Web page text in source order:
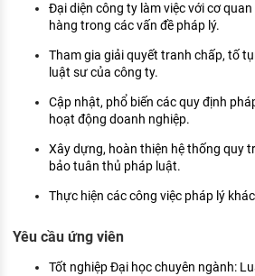
NHÂN SỰ
TUYỂN DỤNG VIỆC LÀM
Đại diện công ty làm việc với cơ
hàng trong các vấn đề pháp lý.
Tham gia giải quyết tranh chấp, tố
luật sư của công ty.
Cập nhật, phổ biến các quy định
hoạt động doanh nghiệp.
Xây dựng, hoàn thiện hệ thống quy
bảo tuân thủ pháp luật.
Thực hiện các công việc pháp lý
Yêu cầu ứng viên
Tốt nghiệp Đại học chuyên ngành: